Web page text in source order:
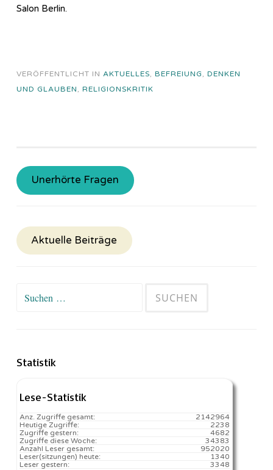
Salon Berlin.
VERÖFFENTLICHT IN AKTUELLES, BEFREIUNG, DENKEN
UND GLAUBEN, RELIGIONSKRITIK
Unerhörte Fragen
Aktuelle Beiträge
Suchen
Statistik
Lese-Statistik
2142964
Anz. Zugriffe gesamt:
2238
Heutige Zugriffe:
4682
Zugriffe gestern:
34383
Zugriffe diese Woche:
952020
Anzahl Leser gesamt:
1340️
Leser(sitzungen) heute:
3348
Leser gestern: